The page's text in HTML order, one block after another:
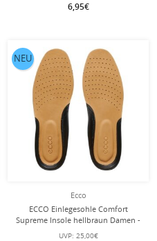
6,95€
Ecco
ECCO Einlegesohle Comfort
Supreme Insole hellbraun Damen -
1 Paar (2 Stück)
UVP: 25,00€
NEU